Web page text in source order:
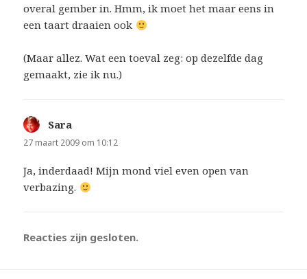
overal gember in. Hmm, ik moet het maar eens in
een taart draaien ook
(Maar allez. Wat een toeval zeg: op dezelfde dag
gemaakt, zie ik nu.)
Sara
27 maart 2009 om 10:12
Ja, inderdaad! Mijn mond viel even open van
verbazing.
Reacties zijn gesloten.